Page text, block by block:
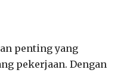
penting yang
pekerjaan. Dengan